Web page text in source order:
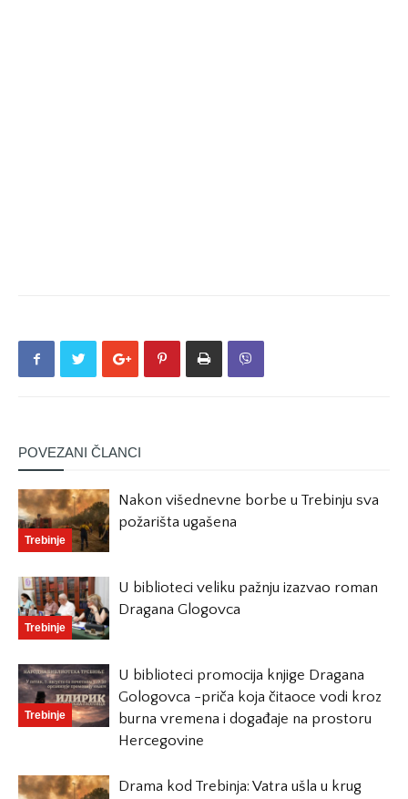
POVEZANI ČLANCI
Trebinje
Nakon višednevne borbe u Trebinju sva
požarišta ugašena
Trebinje
U biblioteci veliku pažnju izazvao roman
Dragana Glogovca
Trebinje
U biblioteci promocija knjige Dragana
Gologovca -priča koja čitaoce vodi kroz
burna vremena i događaje na prostoru
Hercegovine
Drama kod Trebinja: Vatra ušla u krug